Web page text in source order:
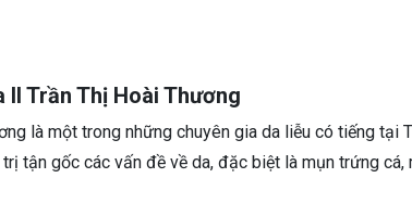
II Trần Thị Hoài Thương
là một trong những chuyên gia da liễu có tiếng tại
tận gốc các vấn đề về da, đặc biệt là mụn trứng cá,